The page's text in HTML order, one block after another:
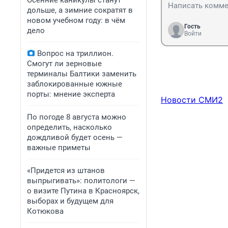
дольше, а зимние сократят в
новом учебном году: в чём
дело
Вопрос на триллион.
Смогут ли зерновые
терминалы Балтики заменить
заблокированные южные
порты: мнение эксперта
По погоде 8 августа можно
определить, насколько
дождливой будет осень —
важные приметы
«Придется из штанов
выпрыгивать»: политологи —
о визите Путина в Красноярск,
выборах и будущем для
Котюкова
Гость
Войти
Новости СМИ2